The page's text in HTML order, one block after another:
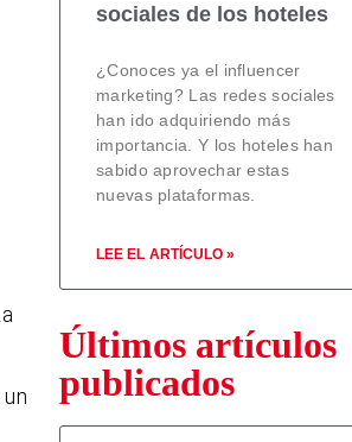
sociales de los hoteles
¿Conoces ya el influencer
marketing? Las redes sociales
han ido adquiriendo más
importancia. Y los hoteles han
sabido aprovechar estas
nuevas plataformas.
LEE EL ARTÍCULO »
Últimos artículos
publicados